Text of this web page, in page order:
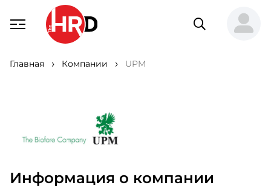
Главная Компании UPM
Информация о компании